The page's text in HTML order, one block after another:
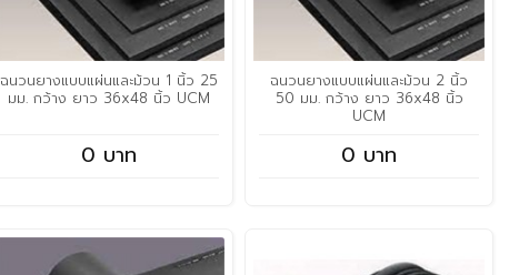
ฉนวนยางแบบแผ่นและม้วน 1 นิ้ว 25
มม. กว้าง ยาว 36x48 นิ้ว UCM
0 บาท
ฉนวนยางแบบแผ่นและม้วน 2 นิ้ว
50 มม. กว้าง ยาว 36x48 นิ้ว
UCM
0 บาท